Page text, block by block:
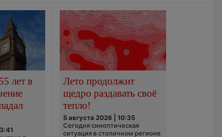
лет в
Лето продолжит
щедро раздавать своё
тепло!
5 августа 2026 | 10:35
Сегодня синоптическая
ситуация в столичном регионе